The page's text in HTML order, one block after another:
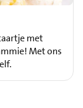
met
Met ons